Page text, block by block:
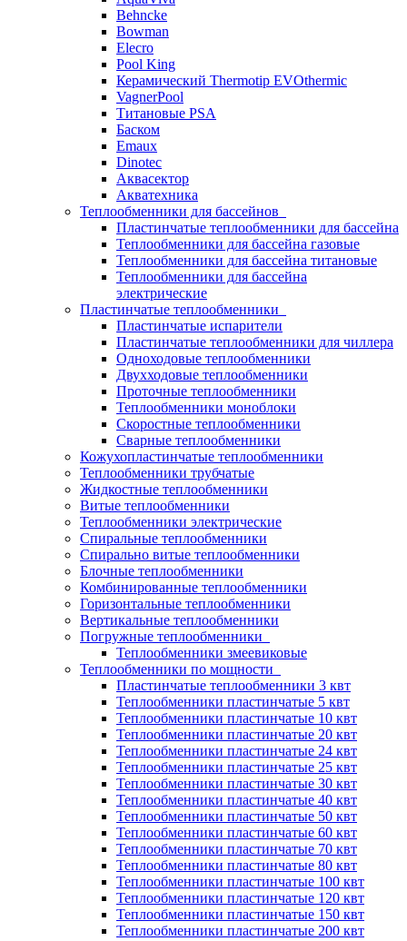
Behncke
Bowman
Elecro
Pool King
Керамический Thermotip EVOthermic
VagnerPool
Титановые PSA
Баском
Emaux
Dinotec
Аквасектор
Акватехника
Теплообменники для бассейнов
Пластинчатые теплообменники для бассейна
Теплообменники для бассейна газовые
Теплообменники для бассейна титановые
Теплообменники для бассейна
электрические
Пластинчатые теплообменники
Пластинчатые испарители
Пластинчатые теплообменники для чиллера
Одноходовые теплообменники
Двухходовые теплообменники
Проточные теплообменники
Теплообменники моноблоки
Скоростные теплообменники
Сварные теплообменники
Кожухопластинчатые теплообменники
Теплообменники трубчатые
Жидкостные теплообменники
Витые теплообменники
Теплообменники электрические
Спиральные теплообменники
Спирально витые теплообменники
Блочные теплообменники
Комбинированные теплообменники
Горизонтальные теплообменники
Вертикальные теплообменники
Погружные теплообменники
Теплообменники змеевиковые
Теплообменники по мощности
Пластинчатые теплообменники 3 квт
Теплообменники пластинчатые 5 квт
Теплообменники пластинчатые 10 квт
Теплообменники пластинчатые 20 квт
Теплообменники пластинчатые 24 квт
Теплообменники пластинчатые 25 квт
Теплообменники пластинчатые 30 квт
Теплообменники пластинчатые 40 квт
Теплообменники пластинчатые 50 квт
Теплообменники пластинчатые 60 квт
Теплообменники пластинчатые 70 квт
Теплообменники пластинчатые 80 квт
Теплообменники пластинчатые 100 квт
Теплообменники пластинчатые 120 квт
Теплообменники пластинчатые 150 квт
Теплообменники пластинчатые 200 квт